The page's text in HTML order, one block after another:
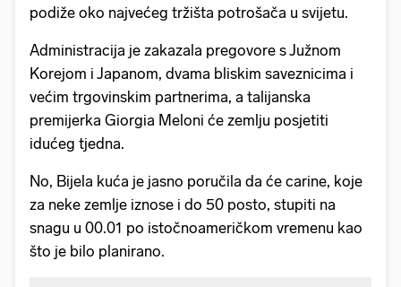
podiže oko najvećeg tržišta potrošača u svijetu.
Administracija je zakazala pregovore s Južnom
Korejom i Japanom, dvama bliskim saveznicima i
većim trgovinskim partnerima, a talijanska
premijerka Giorgia Meloni će zemlju posjetiti
idućeg tjedna.
No, Bijela kuća je jasno poručila da će carine, koje
za neke zemlje iznose i do 50 posto, stupiti na
snagu u 00.01 po istočnoameričkom vremenu kao
što je bilo planirano.